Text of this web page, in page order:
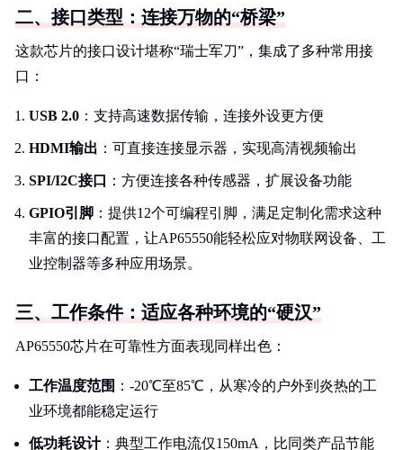
二、接口类型：连接万物的“桥梁”
这款芯片的接口设计堪称“瑞士军刀”，集成了多种常用接
口：
USB 2.0 ：支持高速数据传输，连接外设更方便
HDMI输出 ：可直接连接显示器，实现高清视频输出
SPI/I2C接口 ：方便连接各种传感器，扩展设备功能
GPIO引脚 ：提供12个可编程引脚，满足定制化需求这种
丰富的接口配置，让AP65550能轻松应对物联网设备、工
业控制器等多种应用场景。
三、工作条件：适应各种环境的“硬汉”
AP65550芯片在可靠性方面表现同样出色：
工作温度范围 ：-20℃至85℃，从寒冷的户外到炎热的工
业环境都能稳定运行
低功耗设计：典型工作电流仅150mA，比同类产品节能